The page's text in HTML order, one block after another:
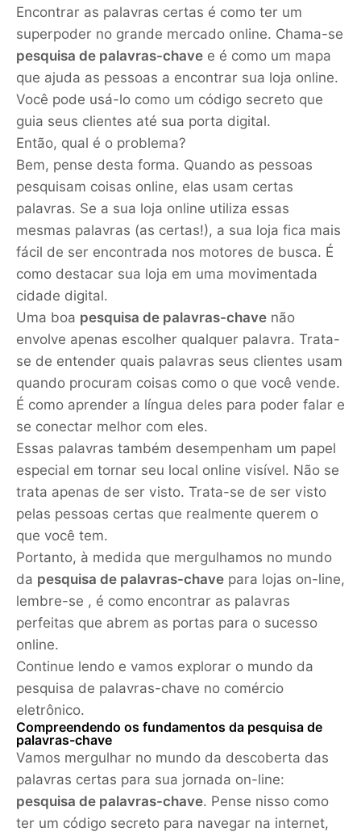
Encontrar as palavras certas é como ter um
superpoder no grande mercado online. Chama-se
pesquisa de palavras-chave e é como um mapa
que ajuda as pessoas a encontrar sua loja online.
Você pode usá-lo como um código secreto que
guia seus clientes até sua porta digital.
Então, qual é o problema?
Bem, pense desta forma. Quando as pessoas
pesquisam coisas online, elas usam certas
palavras. Se a sua loja online utiliza essas
mesmas palavras (as certas!), a sua loja fica mais
fácil de ser encontrada nos motores de busca. É
como destacar sua loja em uma movimentada
cidade digital.
Uma boa pesquisa de palavras-chave não
envolve apenas escolher qualquer palavra. Trata-
se de entender quais palavras seus clientes usam
quando procuram coisas como o que você vende.
É como aprender a língua deles para poder falar e
se conectar melhor com eles.
Essas palavras também desempenham um papel
especial em tornar seu local online visível. Não se
trata apenas de ser visto. Trata-se de ser visto
pelas pessoas certas que realmente querem o
que você tem.
Portanto, à medida que mergulhamos no mundo
da pesquisa de palavras-chave para lojas on-line,
lembre-se , é como encontrar as palavras
perfeitas que abrem as portas para o sucesso
online.
Continue lendo e vamos explorar o mundo da
pesquisa de palavras-chave no comércio
eletrônico.
Compreendendo os fundamentos da pesquisa de
palavras-chave
Vamos mergulhar no mundo da descoberta das
palavras certas para sua jornada on-line:
pesquisa de palavras-chave. Pense nisso como
ter um código secreto para navegar na internet,